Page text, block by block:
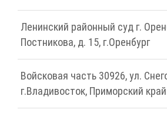
Ленинский районный суд г.
Постникова, д. 15, г.Оренбург
Войсковая часть 30926, ул.
г.Владивосток, Приморский край